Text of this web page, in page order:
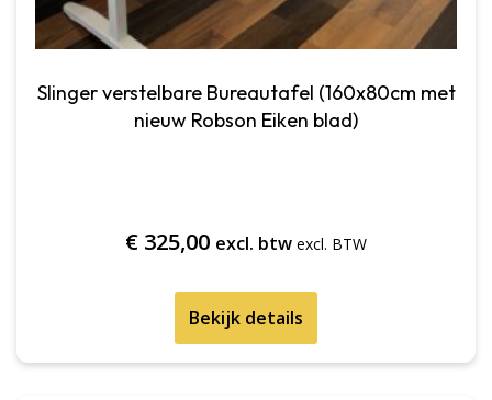
Slinger verstelbare Bureautafel (160x80cm met
nieuw Robson Eiken blad)
€ 325,00 excl. btw
Bekijk details